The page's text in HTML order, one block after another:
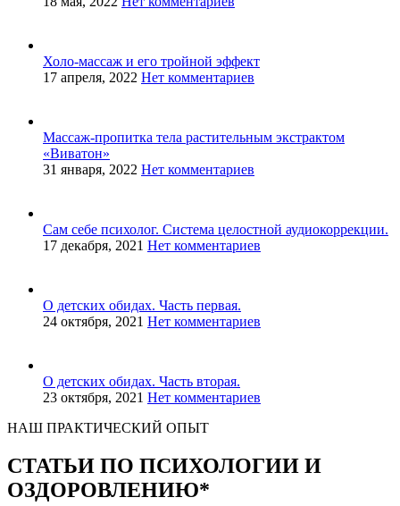
Холо-массаж и его тройной эффект
17 апреля, 2022 Нет комментариев
Массаж-пропитка тела растительным экстрактом
«Виватон»
31 января, 2022 Нет комментариев
Сам себе психолог. Система целостной аудиокоррекции.
17 декабря, 2021 Нет комментариев
О детских обидах. Часть первая.
24 октября, 2021 Нет комментариев
О детских обидах. Часть вторая.
23 октября, 2021 Нет комментариев
НАШ ПРАКТИЧЕСКИЙ ОПЫТ
СТАТЬИ ПО ПСИХОЛОГИИ И
ОЗДОРОВЛЕНИЮ*